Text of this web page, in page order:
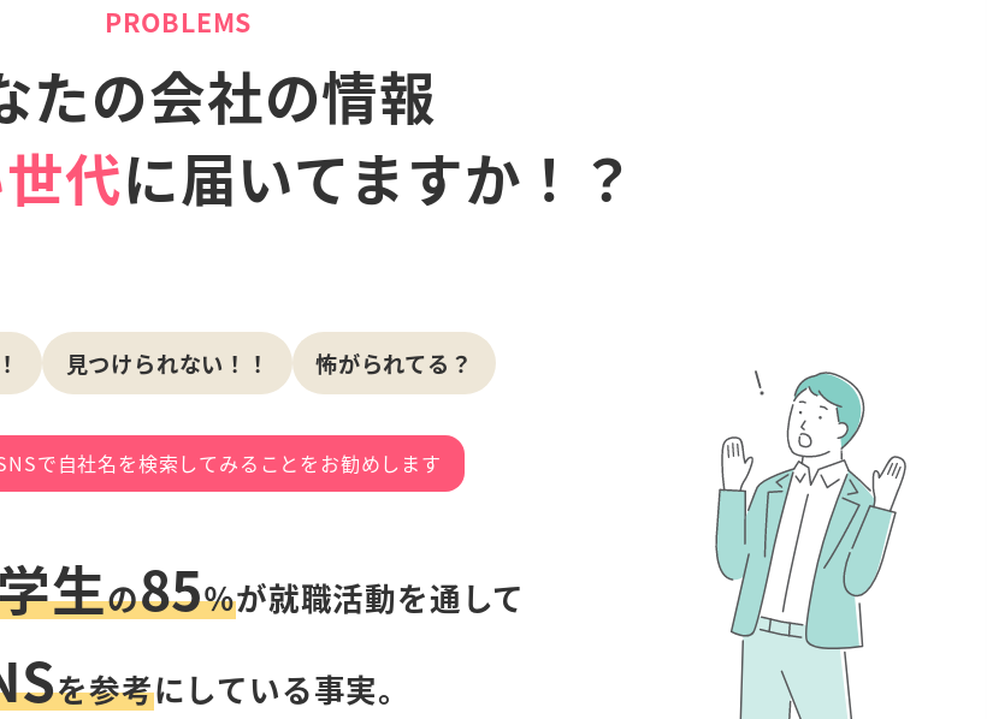
PROBLEMS
たの会社の情報
代に届いてますか！？
見つけられない！！ 怖がられてる？
で自社名を検索してみることをお勧めします
生の85％が就職活動を通して
を参考にしている事実。